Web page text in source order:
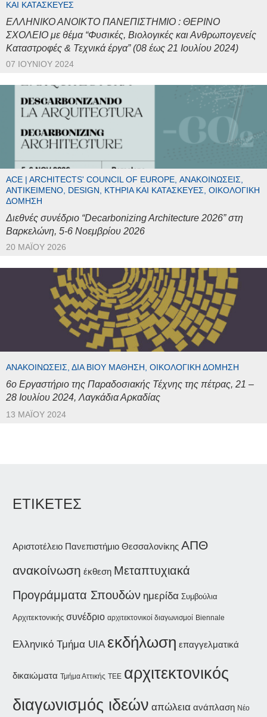
ΚΑΙ ΚΑΤΑΣΚΕΥΈΣ
ΕΛΛΗΝΙΚΟ ΑΝΟΙΚΤΟ ΠΑΝΕΠΙΣΤΗΜΙΟ : ΘΕΡΙΝΟ
ΣΧΟΛΕΙΟ με θέμα “Φυσικές, Βιολογικές και Ανθρωπογενείς
Καταστροφές & Τεχνικά έργα” (08 έως 21 Ιουλίου 2024)
07 ΙΟΥΝΊΟΥ 2024
ACE | ARCHITECTS' COUNCIL OF EUROPE, ΑΝΑΚΟΙΝΏΣΕΙΣ,
ΑΝΤΙΚΕΊΜΕΝΟ, DESIGN, ΚΤΉΡΙΑ ΚΑΙ ΚΑΤΑΣΚΕΥΈΣ, ΟΙΚΟΛΟΓΙΚΉ
ΔΌΜΗΣΗ
Διεθνές συνέδριο “Decarbonizing Architecture 2026” στη
Βαρκελώνη, 5-6 Νοεμβρίου 2026
20 ΜΑΪ́ΟΥ 2026
ΑΝΑΚΟΙΝΏΣΕΙΣ, ΔΙΆ ΒΊΟΥ ΜΆΘΗΣΗ, ΟΙΚΟΛΟΓΙΚΉ ΔΌΜΗΣΗ
6ο Εργαστήριο της Παραδοσιακής Τέχνης της πέτρας, 21 –
28 Ιουλίου 2024, Λαγκάδια Αρκαδίας
13 ΜΑΪ́ΟΥ 2024
ΕΤΙΚΕΤΕΣ
Αριστοτέλειο Πανεπιστήμιο Θεσσαλονίκης ΑΠΘ
ανακοίνωση έκθεση Μεταπτυχιακά
Προγράμματα Σπουδών ημερίδα Συμβούλια
Αρχιτεκτονικής συνέδριο αρχιτεκτονικοί διαγωνισμοί Biennale
Ελληνικό Τμήμα UIA εκδήλωση επαγγελματικά
δικαιώματα Τμήμα Αττικής ΤΕΕ αρχιτεκτονικός
διαγωνισμός ιδεών απώλεια ανάπλαση Νέο